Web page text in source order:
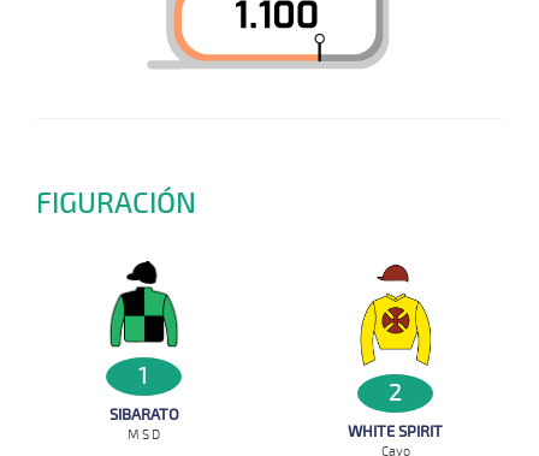
FIGURACIÓN
1
SIBARATO
M S D
2
WHITE SPIRIT
Cayo